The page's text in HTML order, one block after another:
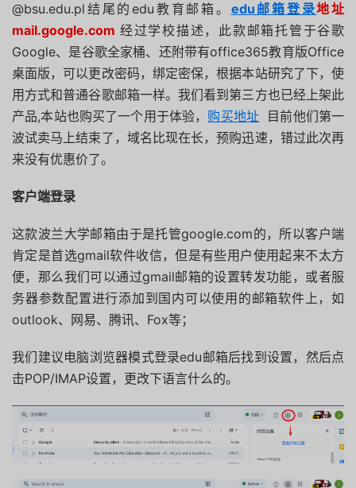
@bsu.edu.pl结尾的edu教育邮箱。 edu邮箱登录地址
mail.google.com 经过学校描述，此款邮箱托管于谷歌
Google、是谷歌全家桶、还附带有office365教育版Office
桌面版，可以更改密码，绑定密保，根据本站研究了下，使
用方式和普通谷歌邮箱一样。我们看到第三方也已经上架此
产品,本站也购买了一个用于体验， 购买地址目前他们第一
波试卖马上结束了，域名比现在长，预购迅速，错过此次再
来没有优惠价了。
客户端登录
这款波兰大学邮箱由于是托管google.com的，所以客户端
肯定是首选gmail软件收信，但是有些用户使用起来不太方
便，那么我们可以通过gmail邮箱的设置转发功能，或者服
务器参数配置进行添加到国内可以使用的邮箱软件上，如
outlook、网易、腾讯、Fox等；
我们建议电脑浏览器模式登录edu邮箱后找到设置，然后点
击POP/IMAP设置，更改下语言什么的。